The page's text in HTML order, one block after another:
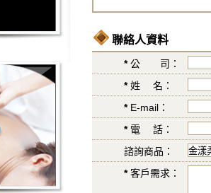
聯絡人資料
*公 司：
*姓 名：
*E-mail：
*電 話：
諮詢商品：
*客戶需求：